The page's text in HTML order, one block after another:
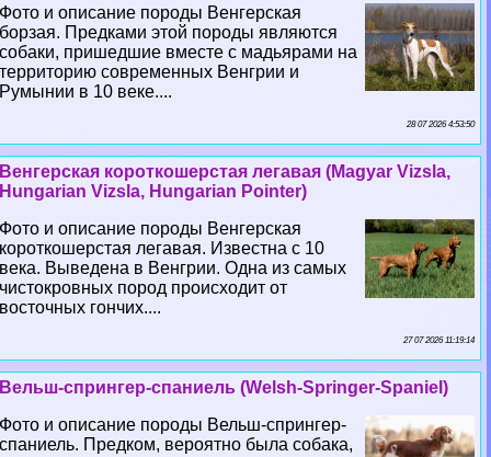
Фото и описание породы Венгерская
борзая. Предками этой породы являются
собаки, пришедшие вместе с мадьярами на
территорию современных Венгрии и
Румынии в 10 веке....
28 07 2026 4:53:50
Венгерская короткошерстая легавая (Magyar Vizsla,
Hungarian Vizsla, Hungarian Pointer)
Фото и описание породы Венгерская
короткошерстая легавая. Известна с 10
века. Выведена в Венгрии. Одна из самых
чистокровных пород происходит от
восточных гончих....
27 07 2026 11:19:14
Вельш-спрингер-спаниель (Welsh-Springer-Spaniel)
Фото и описание породы Вельш-спрингер-
спаниель. Предком, вероятно была собака,